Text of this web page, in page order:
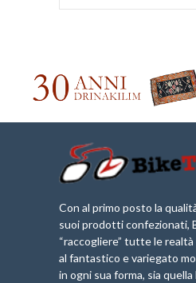
Con al primo posto la
suoi prodotti confezionati,
“raccogliere” tutte le
al fantastico e variegato
in ogni sua forma, sia